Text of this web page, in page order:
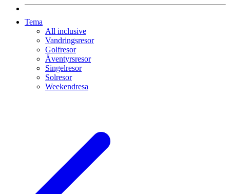
Tema
All inclusive
Vandringsresor
Golfresor
Äventyrsresor
Singelresor
Solresor
Weekendresa